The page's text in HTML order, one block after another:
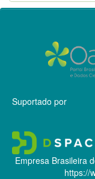
Suportado por
Empresa Brasileira
https://